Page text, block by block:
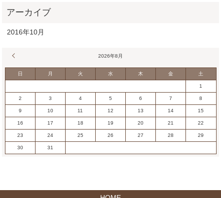
2016年10月
2026年8月
日 月 火 水 木 金 土
1
2 3 4 5 6 7 8
9 10 11 12 13 14 15
16 17 18 19 20 21 22
23 24 25 26 27 28 29
30 31